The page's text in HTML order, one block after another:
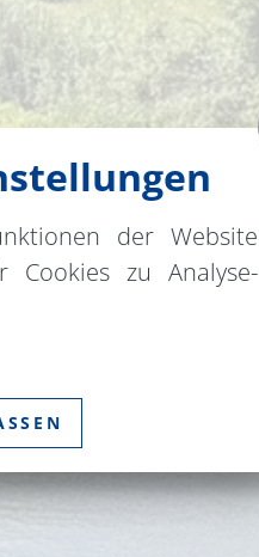
der Website
Cookies zu Analyse-